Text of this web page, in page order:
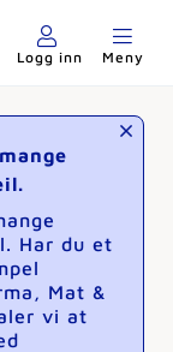
Logg inn Meny
Har du et
Mat &
vi at